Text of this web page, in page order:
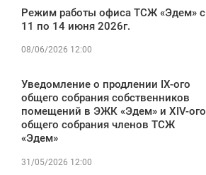
Режим работы офиса ТСЖ «Эдем» с
11 по 14 июня 2026г.
08/06/2026 12:00
Уведомление о продлении IX-ого
общего собрания собственников
помещений в ЭЖК «Эдем» и XIV-ого
общего собрания членов ТСЖ
«Эдем»
31/05/2026 12:00